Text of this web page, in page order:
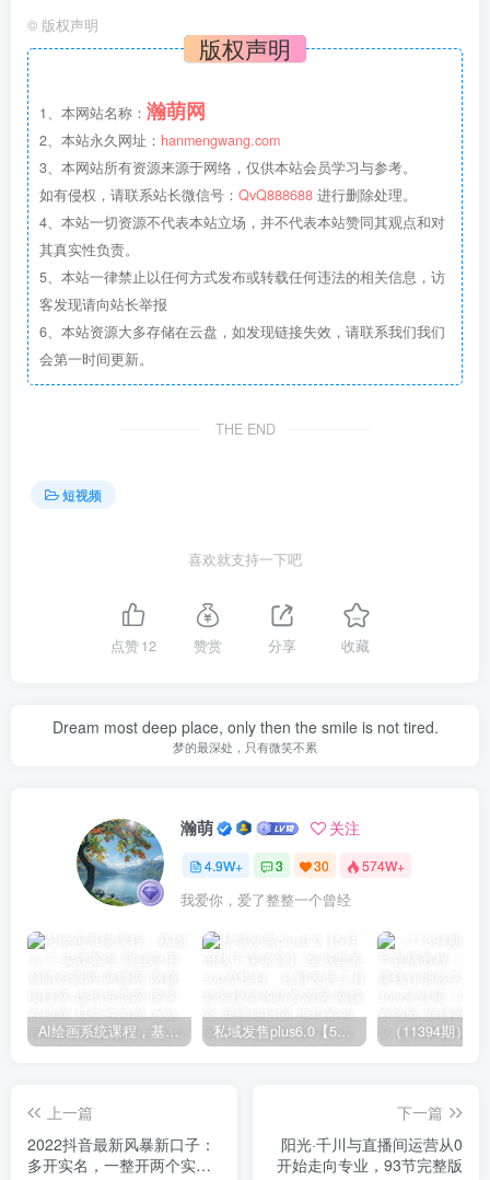
© 版权声明
版权声明
1、本网站名称： 瀚萌网
2、本站永久网址： hanmengwang.com
3、本网站所有资源来源于网络，仅供本站会员学习与参考。
如有侵权，请联系站长微信号： QvQ888688 进行删除处理。
4、本站一切资源不代表本站立场，并不代表本站赞同其观点和对
其真实性负责。
5、本站一律禁止以任何方式发布或转载任何违法的相关信息，访
客发现请向站长举报
6、本站资源大多存储在云盘，如发现链接失效，请联系我们我们
会第一时间更新。
THE END
短视频
喜欢就支持一下吧
点赞12 赞赏 分享 收藏
Dream most deep place, only then the smile is not tired.
梦的最深处，只有微笑不累
瀚萌 关注
4.9W+ 3 30 574W+
我爱你，爱了整整一个曾经
AI绘画系统课程，基础入门-实战案例-商业应用 私域发售plus6.0【5月份线下课录音】/全域套装sop流程包，社群发售工具套装模型
上一篇
2022抖音最新风暴新口子：
多开实名，一整开两个实
下一篇
阳光·千川与直播间运营从0
开始走向专业，93节完整版